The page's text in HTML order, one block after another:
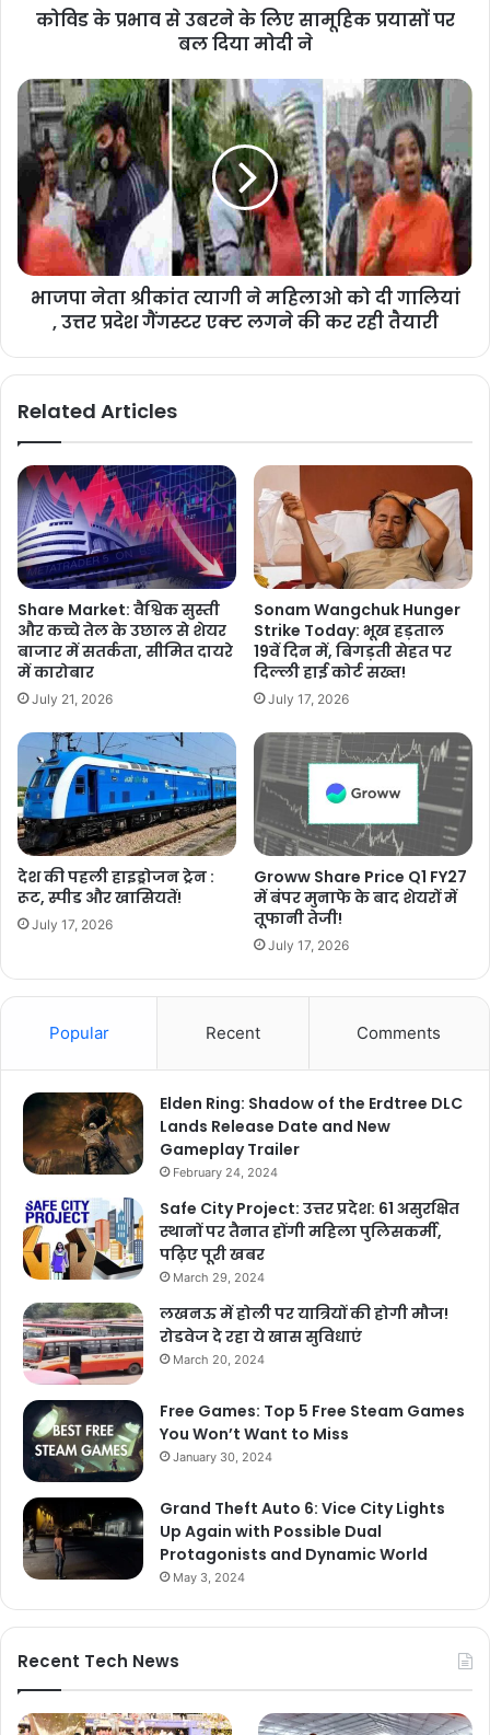
कोविड के प्रभाव से उबरने के लिए सामूहिक प्रयासों पर
बल दिया मोदी ने
भाजपा नेता श्रीकांत त्यागी ने महिलाओ को दी गालियां
, उत्तर प्रदेश गैंगस्टर एक्ट लगने की कर रही तैयारी
Related Articles
Share Market: वैश्विक सुस्ती
और कच्चे तेल के उछाल से शेयर
बाजार में सतर्कता, सीमित दायरे
में कारोबार
July 21, 2026
Sonam Wangchuk Hunger
Strike Today: भूख हड़ताल
19वें दिन में, बिगड़ती सेहत पर
दिल्ली हाई कोर्ट सख्त!
July 17, 2026
देश की पहली हाइड्रोजन ट्रेन :
रूट, स्पीड और खासियतें!
July 17, 2026
Groww Share Price Q1 FY27
में बंपर मुनाफे के बाद शेयरों में
तूफानी तेजी!
July 17, 2026
Popular Recent Comments
Elden Ring: Shadow of the Erdtree DLC
Lands Release Date and New
Gameplay Trailer
February 24, 2024
Safe City Project: उत्तर प्रदेश: 61 असुरक्षित
स्थानों पर तैनात होंगी महिला पुलिसकर्मी,
पढ़िए पूरी खबर
March 29, 2024
लखनऊ में होली पर यात्रियों की होगी मौज!
रोडवेज दे रहा ये खास सुविधाएं
March 20, 2024
Free Games: Top 5 Free Steam Games
You Won’t Want to Miss
January 30, 2024
Grand Theft Auto 6: Vice City Lights
Up Again with Possible Dual
Protagonists and Dynamic World
May 3, 2024
Recent Tech News